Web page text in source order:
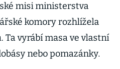
misi ministerstva
komory rozhlížela
Ta vyrábí masa ve vlastní
nebo pomazánky.